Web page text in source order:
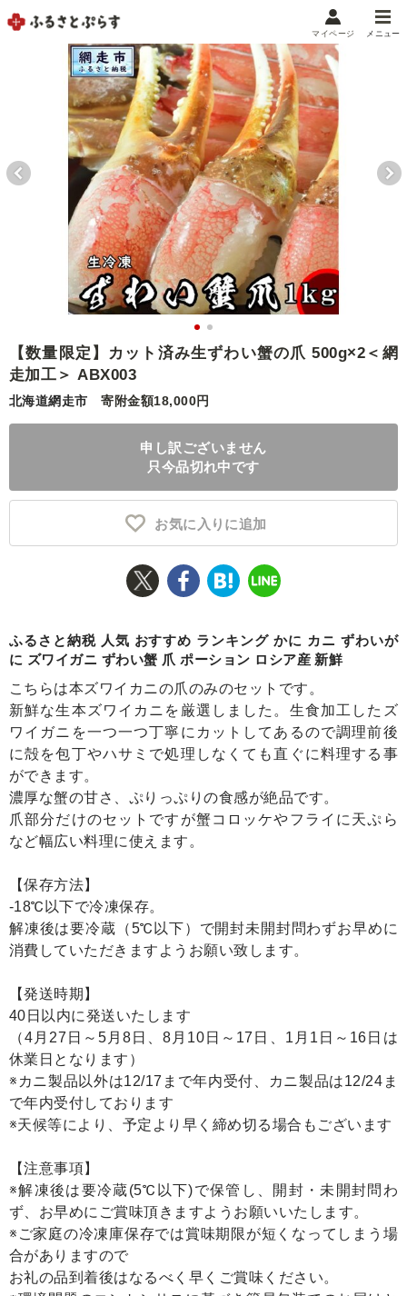
メニュー
マイメニュー
マイページ
お気に入り 閲覧履歴
メニュー
お礼の品から探す
お礼の品をカテゴリや金額で絞り込み
自治体から探す
ランキング
特集・おすすめ
マイページ
【数量限定】カット済み生ずわい蟹の爪 500g×2＜網
走加工＞ ABX003
北海道網走市 寄附金額18,000円
申し訳ございません
只今品切れ中です
お気に入りに追加
ふるさと納税 人気 おすすめ ランキング かに カニ ずわいが
に ズワイガニ ずわい蟹 爪 ポーション ロシア産 新鮮
こちらは本ズワイカニの爪のみのセットです。
新鮮な生本ズワイカニを厳選しました。生食加工したズ
ワイガニを一つ一つ丁寧にカットしてあるので調理前後
に殻を包丁やハサミで処理しなくても直ぐに料理する事
ができます。
濃厚な蟹の甘さ、ぷりっぷりの食感が絶品です。
爪部分だけのセットですが蟹コロッケやフライに天ぷら
など幅広い料理に使えます。
【保存方法】
-18℃以下で冷凍保存。
解凍後は要冷蔵（5℃以下）で開封未開封問わずお早めに
消費していただきますようお願い致します。
【発送時期】
40日以内に発送いたします
（4月27日～5月8日、8月10日～17日、1月1日～16日は
休業日となります）
※カニ製品以外は12/17まで年内受付、カニ製品は12/24ま
で年内受付しております
※天候等により、予定より早く締め切る場合もございます
【注意事項】
※解凍後は要冷蔵(5℃以下)で保管し、開封・未開封問わ
ず、お早めにご賞味頂きますようお願いいたします。
※ご家庭の冷凍庫保存では賞味期限が短くなってしまう場
合がありますので
お礼の品到着後はなるべく早くご賞味ください。